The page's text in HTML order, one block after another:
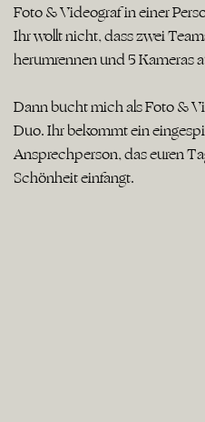
Foto & Videograf in einer
Ihr wollt nicht, dass zwei
herumrennen und 5 Kameras
Dann bucht mich als Foto &
Duo. Ihr bekommt ein
Ansprechperson, das euren
Schönheit einfängt.